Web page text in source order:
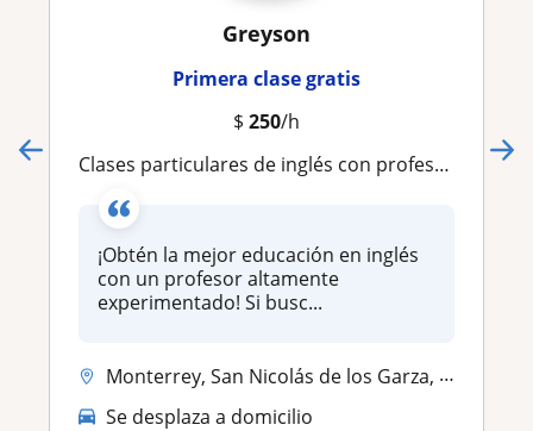
Greyson
Primera clase gratis
$ 250/h
Clases particulares de inglés con profesor nativo Americano
¡Obtén la mejor educación en inglés
con un profesor altamente
experimentado! Si busc...
Monterrey, San Nicolás de los Garza, San Pedro Garza García, Apodaca, ...
Se desplaza a domicilio